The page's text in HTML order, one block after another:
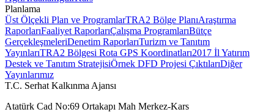
Planlama
Üst Ölçekli Plan ve ProgramlarTRA2 Bölge PlanıAraştırma
RaporlarıFaaliyet RaporlarıÇalışma ProgramlarıBütçe
GerçekleşmeleriDenetim RaporlarıTurizm ve Tanıtım
YayınlarıTRA2 Bölgesi Rota GPS Koordinatları2017 İl Yatırım
Destek ve Tanıtım StratejisiÖrnek DFD Projesi ÇıktılarıDiğer
Yayınlarımız
T.C. Serhat Kalkınma Ajansı
Atatürk Cad No:69 Ortakapı Mah Merkez-Kars